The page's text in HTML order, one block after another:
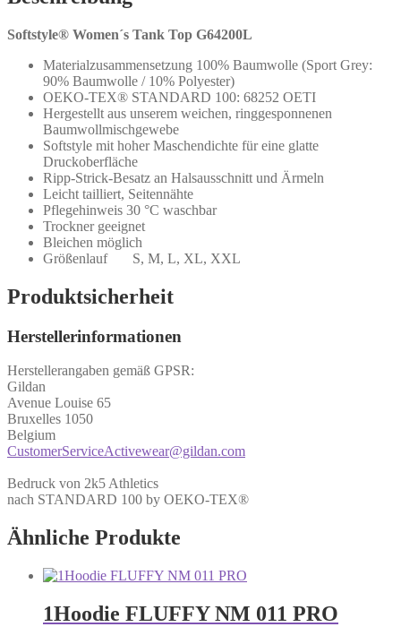
Softstyle® Women´s Tank Top G64200L
Materialzusammensetzung 100% Baumwolle (Sport Grey:
90% Baumwolle / 10% Polyester)
OEKO-TEX® STANDARD 100: 68252 OETI
Hergestellt aus unserem weichen, ringgesponnenen
Baumwollmischgewebe
Softstyle mit hoher Maschendichte für eine glatte
Druckoberfläche
Ripp-Strick-Besatz an Halsausschnitt und Ärmeln
Leicht tailliert, Seitennähte
Pflegehinweis 30 °C waschbar
Trockner geeignet
Bleichen möglich
Größenlauf S, M, L, XL, XXL
Produktsicherheit
Herstellerinformationen
Herstellerangaben gemäß GPSR:
Gildan
Avenue Louise 65
Bruxelles 1050
Belgium
CustomerServiceActivewear@gildan.com
Bedruck von 2k5 Athletics
nach STANDARD 100 by OEKO-TEX®
Ähnliche Produkte
1Hoodie FLUFFY NM 011 PRO